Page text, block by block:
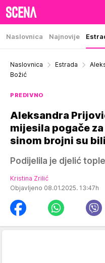
Naslovnica Najnovije
Naslovnica Estrada
Božić
PREDIVNO
Aleksandra
mijesila pogače
sinom brojni su
Podijelila je djelić
Kristina Zrilić
Objavljeno 08.01.2025. 13:47h